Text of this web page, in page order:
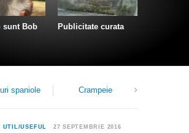
sunt Bob Publicitate curata
spaniole Crampeie
UTIL/USEFUL 27 SEPTEMBRIE 2016